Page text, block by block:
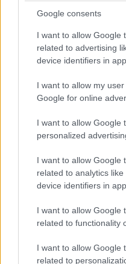
Google consents
I want to allow Google
related to advertising
device identifiers in
I want to allow my
Google for online
I want to allow Google
personalized
I want to allow Google
related to analytics
device identifiers in
I want to allow Google
related to functionality
I want to allow Google
related to
Πυρκαγιές: Κόκκινος
9/08/2026 - 3:36μμ